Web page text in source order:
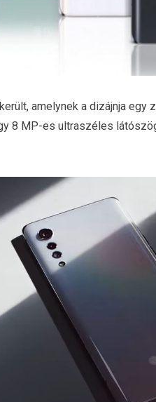
amelynek a dizájnja
8 MP-es ultraszéles